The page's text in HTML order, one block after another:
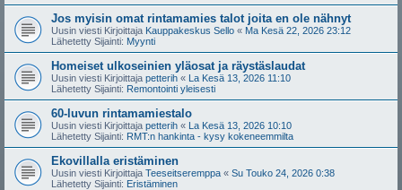
Jos myisin omat rintamamies talot joita en ole nähnyt
Uusin viesti Kirjoittaja Kauppakeskus Sello « Ma Kesä 22, 2026 23:12
Lähetetty Sijainti: Myynti
Homeiset ulkoseinien yläosat ja räystäslaudat
Uusin viesti Kirjoittaja petterih « La Kesä 13, 2026 11:10
Lähetetty Sijainti: Remontointi yleisesti
60-luvun rintamamiestalo
Uusin viesti Kirjoittaja petterih « La Kesä 13, 2026 10:10
Lähetetty Sijainti: RMT:n hankinta - kysy kokeneemmilta
Ekovillalla eristäminen
Uusin viesti Kirjoittaja Teeseitseremppa « Su Touko 24, 2026 0:38
Lähetetty Sijainti: Eristäminen